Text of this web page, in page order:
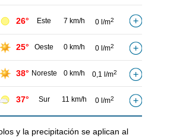
26° Este 7 km/h 0 l/m2
25° Oeste 0 km/h 0 l/m2
38° Noreste 0 km/h 0,1 l/m2
37° Sur 11 km/h 0 l/m2
y la precipitación se aplican al